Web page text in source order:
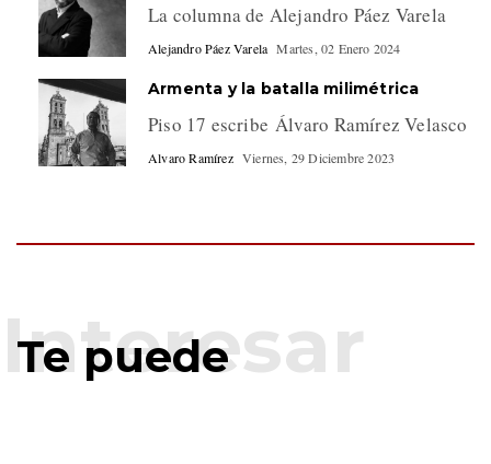
La columna de Alejandro Páez Varela
Alejandro Páez Varela Martes, 02 Enero 2024
Armenta y la batalla milimétrica
Piso 17 escribe Álvaro Ramírez Velasco
Alvaro Ramírez Viernes, 29 Diciembre 2023
Te puede